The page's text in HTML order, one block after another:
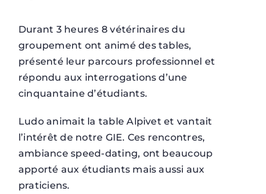
Durant 3 heures 8 vétérinaires du
groupement ont animé des tables,
présenté leur parcours professionnel et
répondu aux interrogations d’une
cinquantaine d’étudiants.
Ludo animait la table Alpivet et vantait
l’intérêt de notre GIE. Ces rencontres,
ambiance speed-dating, ont beaucoup
apporté aux étudiants mais aussi aux
praticiens.